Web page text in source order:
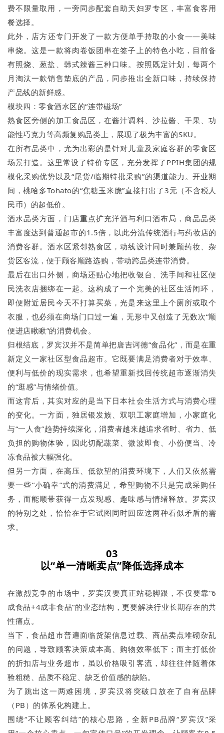
费不限量取用，一旁同步配套自助天妇罗专区，丰富食客用
餐选择。
此外，店方还专门开发了一款方便单手持取的小食——美味
串烧。这是一款将肉卷饭团串在签子上的特色小吃，目前备
有照烧、葱盐、韩式辣酱三种口味。按照既定计划，每两个
月淘汰一款销售垫底的产品，同步推出全新口味，持续保持
产品线的新鲜感。
模块四：零食酒水区的“连带磁场”
熟食区旁侧的加工食品区，在酱汁调料、沙拉酱、干果、功
能性巧克力等高频复购品类上，展现了极为丰富的SKU。
在所有品类中，尤为出彩的是针对儿童及家庭客群的零食区
场景打造。这里常设了特价专区，充分发挥了PPIH集团的规
模化采购优势以及“尾货/临期特批采购”的渠道能力。开业期
间，桃哈多Tohato的“焦糖玉米脆”直接打出了3元（不含税人
民币）的超低价。
酒水品类方面，门店重点扩充洋酒与利口酒布局，商品品类
丰富度达到普通超市的1.5倍，以此分流传统酒行与药妆店的
消费客群。酒水区紧邻熟食区，动线设计同时兼顾药妆、杂
货区客流，便于顾客顺路选购，带动跨品类连带消费。
最后在出口外侧，商场还贴心地把收银台、洗手间和社区便
民洗衣店捆绑在一起。这构成了一个完美的社区生活闭环，
即便附近居民今天不打算买菜，光是来这里上个厕所或取个
衣服，也必须在商场门口过一遍，无形中又创造了无数次“顺
便进店瞅瞅”的消费机会。
归根结底，罗宾汉并不是简单把唐吉诃德“食品化”，而是在重
新定义一家社区型食品超市。它既要满足消费者对于效率、
便利与低价的现实需求，也希望重新找回传统超市逐渐消失
的“逛感”与情绪价值。
而这背后，其实对应的是当下日本社会生活方式与消费心理
的变化。一方面，独居银发族、双职工家庭增加，小家庭化
与“一人食”趋势持续深化，消费者越来越追求省时、省力、低
负担的购物体验，因此切配蔬菜、微波即食、小份便当、冷
冻食品被大幅强化。
但另一方面，在高压、低欲望的消费环境下，人们又依然需
要一些“小确幸”式的消费满足，希望购物不只是完成采购任
务，而能顺带获得一点发现感、趣味感与情绪释放。罗宾汉
的特别之处，恰恰在于它试图同时回应这两种看似矛盾的需
求。
03
以“单一清晰卖点”降低选择成本
在激烈竞争的市场中，罗宾汉要真正站稳脚跟，不仅要靠“6
成食品+4成非食品”的业态结构，更要解决行业长期存在的共
性痛点。
当下，食品超市普遍面临货架信息过载、商品卖点堆砌杂乱
的问题，导致顾客决策成本高、购物效率低下；而主打低价
的折扣店与业务超市，虽以价格吸引客流，却往往伴随着体
验粗糙、品质不稳定、缺乏价值感的缺陷。
为了跳出这一两难困境，罗宾汉将突破口放在了自有品牌
（PB）的体系化构建上。
围绕“不让顾客纠结”的核心思路，全新PB品牌“罗宾汉”采